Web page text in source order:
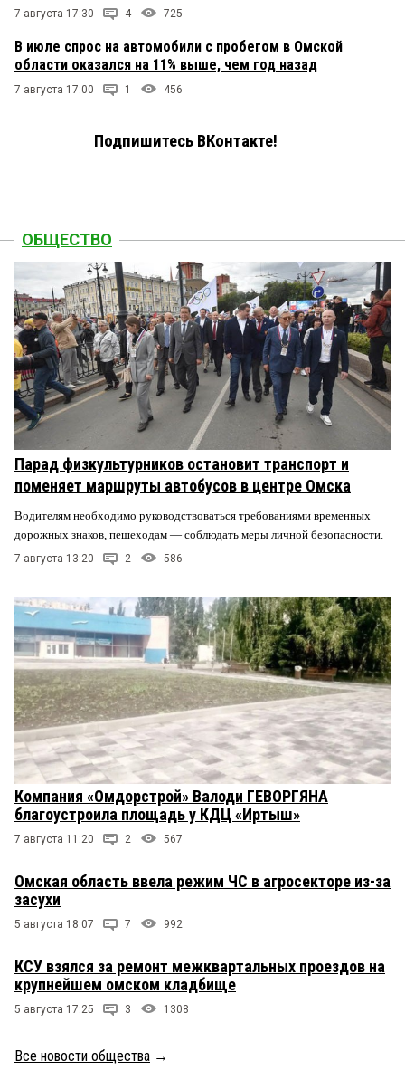
7 августа 17:30 4 725
В июле спрос на автомобили с пробегом в Омской
области оказался на 11% выше, чем год назад
7 августа 17:00 1 456
Подпишитесь ВКонтакте!
ОБЩЕСТВО
Парад физкультурников остановит транспорт и
поменяет маршруты автобусов в центре Омска
Водителям необходимо руководствоваться требованиями временных
дорожных знаков, пешеходам — соблюдать меры личной безопасности.
7 августа 13:20 2 586
Компания «Омдорстрой» Валоди ГЕВОРГЯНА
благоустроила площадь у КДЦ «Иртыш»
7 августа 11:20 2 567
Омская область ввела режим ЧС в агросекторе из-за
засухи
5 августа 18:07 7 992
КСУ взялся за ремонт межквартальных проездов на
крупнейшем омском кладбище
5 августа 17:25 3 1308
Все новости общества →